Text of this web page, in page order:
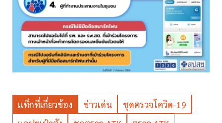
แท็กที่เกี่ยวข้อง ข่าวเด่น
ชุดตรวจโควิด-19